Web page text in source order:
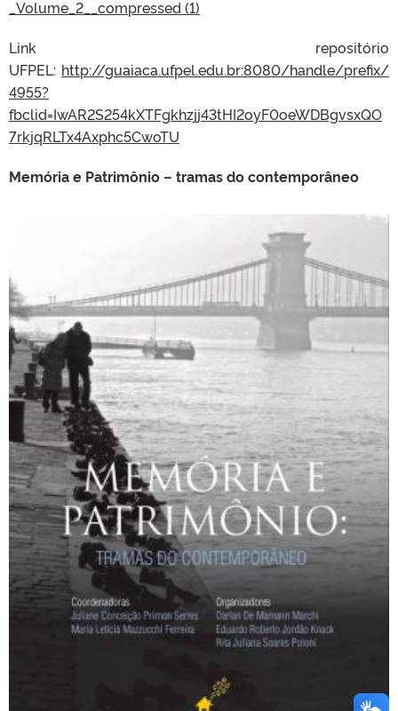
_Volume_2__compressed (1)
Link repositório
UFPEL: http://guaiaca.ufpel.edu.br:8080/handle/prefix/
4955?
fbclid=IwAR2S254kXTFgkhzjj43tHI2oyF0oeWDBgvsxQO
7rkjqRLTx4Axphc5CwoTU
Memória e Patrimônio – tramas do contemporâneo